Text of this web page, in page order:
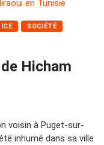
SOCIÉTÉ
Hicham
voisin à Puget-sur-
inhumé dans sa ville